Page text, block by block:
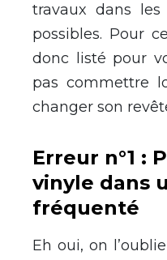
travaux dans les
possibles. Pour
donc listé pour
pas commettre
changer son
Erreur n°1 :
vinyle dans
fréquenté
Eh oui, on